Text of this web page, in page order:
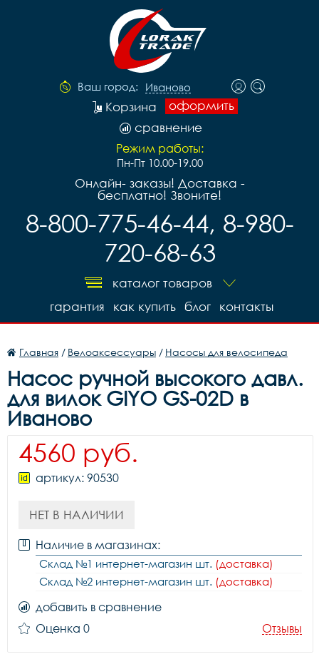
Ваш город: Иваново
оформить
Корзина
сравнение
Режим работы:
Пн-Пт 10.00-19.00
Онлайн- заказы! Доставка -
бесплатно! Звоните!
8-800-775-46-44, 8-980-
720-68-63
каталог товаров
контакты
блог
как купить
гарантия
Главная / Велоаксессуары / Насосы для велосипеда
Насос ручной высокого давл.
для вилок GIYO GS-02D в
Иваново
4560 руб.
артикул: 90530
НЕТ В НАЛИЧИИ
Наличие в магазинах:
Склад №1 интернет-магазин шт. (доставка)
Склад №2 интернет-магазин шт. (доставка)
добавить в сравнение
Оценка 0
Отзывы